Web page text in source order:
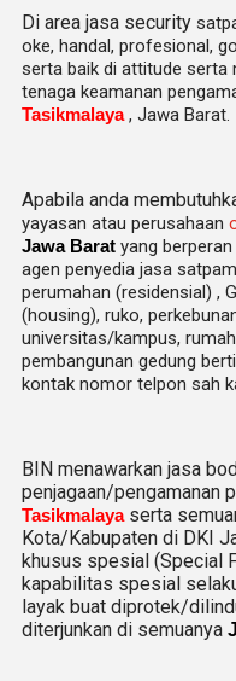
Di area jasa security
oke, handal, profesional,
serta baik di attitude serta
tenaga keamanan
Tasikmalaya, Jawa Barat.
Apabila anda
yayasan atau perusahaan
Jawa Barat yang
agen penyedia jasa
perumahan (residensial) ,
(housing), ruko,
universitas/kampus,
pembangunan gedung
kontak nomor telpon sah
BIN menawarkan jasa
penjagaan/pengamanan
Tasikmalayaserta
Kota/Kabupaten di DKI
khusus spesial (Special
kapabilitas spesial
layak buat diprotek/
diterjunkan di semuanya